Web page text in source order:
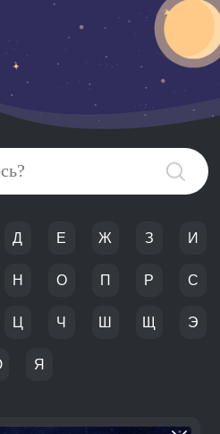
Д Е Ж З И
Н О П Р С
Ц Ч Ш Щ Э
Я